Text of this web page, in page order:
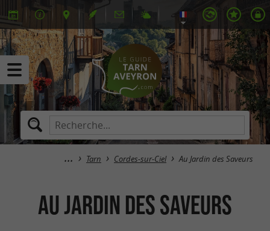
Tarn Cordes-sur-Ciel Au Jardin des Saveurs
Au Jardin des Saveurs